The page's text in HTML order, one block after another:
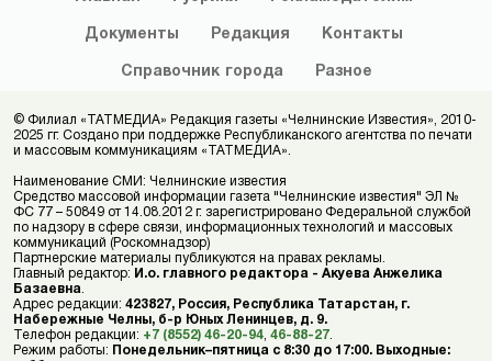
Документы Редакция Контакты
Справочник города Разное
© Филиал «ТАТМЕДИА» Редакция газеты «Челнинские Известия», 2010-
2025 гг. Создано при поддержке Республиканского агентства по печати
и массовым коммуникациям «ТАТМЕДИА».
Наименование СМИ: Челнинские известия
Средство массовой информации газета "Челнинские известия" ЭЛ №
ФС 77 – 50849 от 14.08.2012 г. зарегистрировано Федеральной службой
по надзору в сфере связи, информационных технологий и массовых
коммуникаций (Роскомнадзор)
Партнерские материалы публикуются на правах рекламы.
Главный редактор: И.о. главного редактора - Акуева Анжелика
Базаевна
Адрес редакции: 423827, Россия, Республика Татарстан, г.
Набережные Челны, б-р Юных Ленинцев, д. 9.
Телефон редакции: +7 (8552) 46-20-94 46-88-27
Режим работы: Понедельник–пятница с 8:30 до 17:00. Выходные: